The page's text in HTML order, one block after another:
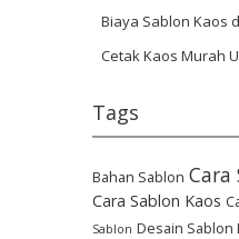
Biaya Sablon Kaos
Cetak Kaos Murah
Tags
Bahan Sablon Cara
Cara Sablon Kaos
Sablon Desain Sablon